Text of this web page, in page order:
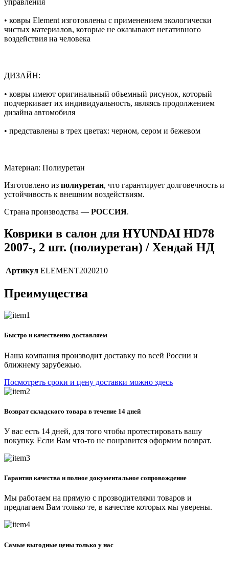
• ковры Element изготовлены с применением экологически
чистых материалов, которые не оказывают негативного
воздействия на человека
ДИЗАЙН:
• ковры имеют оригинальный объемный рисунок, который
подчеркивает их индивидуальность, являясь продолжением
дизайна автомобиля
• представлены в трех цветах: черном, сером и бежевом
Материал: Полиуретан
Изготовлено из полиуретан, что гарантирует долговечность и
устойчивость к внешним воздействиям.
Страна производства — РОССИЯ.
Коврики в салон для HYUNDAI HD78
2007-, 2 шт. (полиуретан) / Хендай НД
Артикул ELEMENT2020210
Преимущества
Быстро и качественно доставляем
Наша компания производит доставку по всей России и
ближнему зарубежью.
Посмотреть сроки и цену доставки можно здесь
Возврат складского товара в течение 14 дней
У вас есть 14 дней, для того чтобы протестировать вашу
покупку. Если Вам что-то не понравится оформим возврат.
Гарантия качества и полное документальное сопровождение
Мы работаем на прямую с прозводителями товаров и
предлагаем Вам только те, в качестве которых мы уверены.
Самые выгодные цены только у нас